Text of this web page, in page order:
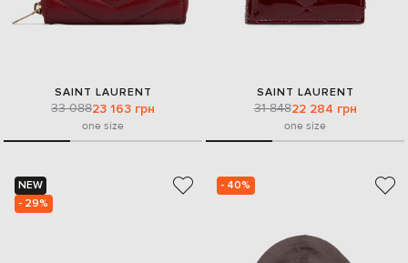
SAINT LAURENT
33 08823 163 грн
one size
SAINT LAURENT
31 84822 284 грн
one size
NEW
- 29%
- 40%